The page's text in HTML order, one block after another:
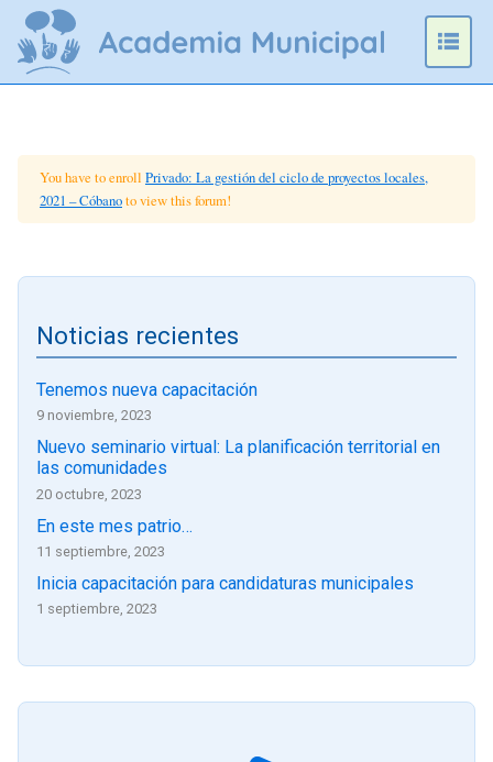
Omitir
You have to enroll Privado: La gestión del ciclo de proyectos locales,
2021 – Cóbanoto view this forum!
Noticias recientes
Tenemos nueva capacitación
9 noviembre, 2023
Nuevo seminario virtual: La planificación territorial en
las comunidades
20 octubre, 2023
En este mes patrio…
11 septiembre, 2023
Inicia capacitación para candidaturas municipales
1 septiembre, 2023